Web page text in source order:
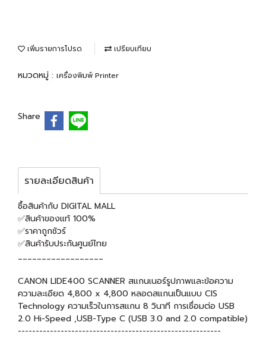
เพิ่มรายการโปรด เปรียบเทียบ
หมวดหมู่ : เครื่องพิมพ์ Printer
Share
รายละเอียดสินค้า
ซื้อสินค้ากับ DIGITAL MALL
✅สินค้าของแท้ 100%
✅ราคาถูกชัวร์
✅สินค้ารับประกันศูนย์ไทย
__________________
CANON LIDE400 SCANNER สแกนเนอร์รูปภาพและข้อความ
ความละเอียด 4,800 x 4,800 หลอดสแกนเป็นแบบ CIS
Technology ความเร็วในการสแกน 8 วินาที การเชื่อมต่อ USB
2.0 Hi-Speed ,USB-Type C (USB 3.0 and 2.0 compatible)
---------------------------------------------------------